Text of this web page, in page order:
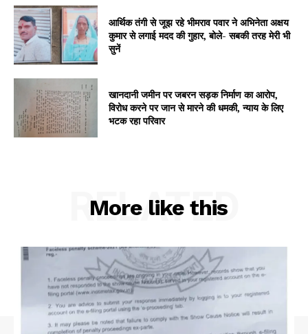
आर्थिक तंगी से जूझ रहे भीमराव पवार ने अभिनेता अक्षय
कुमार से लगाई मदद की गुहार, बोले- सबकी तरह मेरी भी
सुनें
खानदानी जमीन पर जबरन सड़क निर्माण का आरोप,
विरोध करने पर जान से मारने की धमकी, न्याय के लिए
भटक रहा परिवार
More like this
RELATED